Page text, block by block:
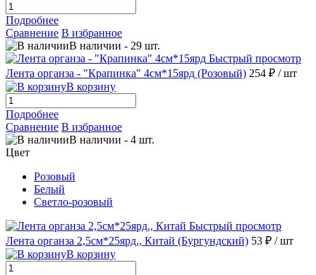
Подробнее
Сравнение В избранное
В наличии - 29 шт.
Быстрый просмотр
Лента органза - "Крапинка" 4см*15ярд (Розовый) 254 ₽ / шт
В корзину
Подробнее
Сравнение В избранное
В наличии - 4 шт.
Цвет
Розовый
Белый
Светло-розовый
Быстрый просмотр
Лента органза 2,5см*25ярд., Китай (Бургундский) 53 ₽ / шт
В корзину